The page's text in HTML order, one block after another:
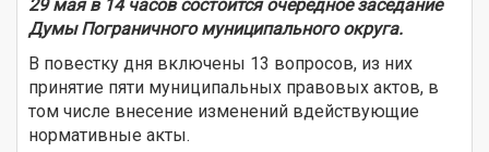
29 мая в 14 часов состоится очередное заседание
Думы Пограничного муниципального округа.
В повестку дня включены 13 вопросов, из них
принятие пяти муниципальных правовых актов, в
том числе внесение изменений вдействующие
нормативные акты.